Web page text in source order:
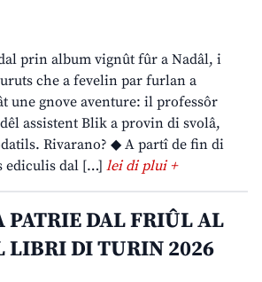
prin album vignût fûr a Nadâl, i
che a fevelin par furlan a
une gnove aventure: il professôr
assistent Blik a provin di svolâ,
Rivarano? ◆ A partî de fin di
ediculis dal […] lei di plui +
PATRIE DAL FRIÛL AL
LIBRI DI TURIN 2026